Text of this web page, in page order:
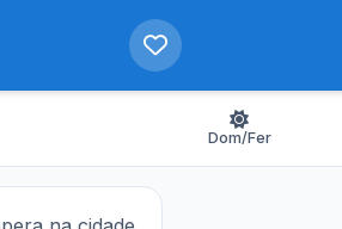
Dom/Fer